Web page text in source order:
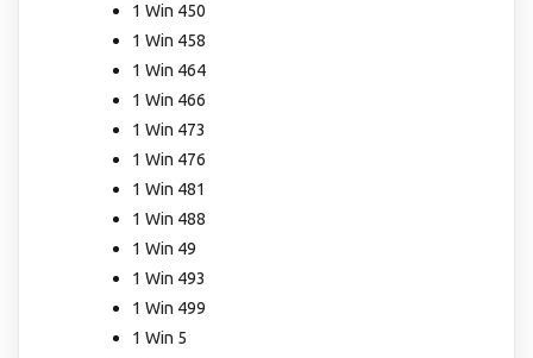
1 Win 450
1 Win 458
1 Win 464
1 Win 466
1 Win 473
1 Win 476
1 Win 481
1 Win 488
1 Win 49
1 Win 493
1 Win 499
1 Win 5